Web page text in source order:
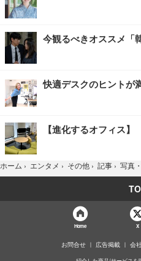
今観るべきオススメ「
快適デスクのヒントが
【進化するオフィス】
ホーム › エンタメ › その他 › 記事 › 写真
Home X
お問合せ 広告掲載 会